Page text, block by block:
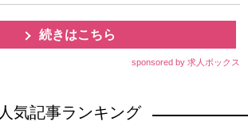
続きはこちら
sponsored by 求人ボックス
人気記事ランキング